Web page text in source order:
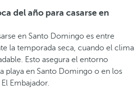
del año para casarse en
en Santo Domingo es entre
la temporada seca, cuando el clima
Esto asegura el entorno
playa en Santo Domingo o en los
Embajador.